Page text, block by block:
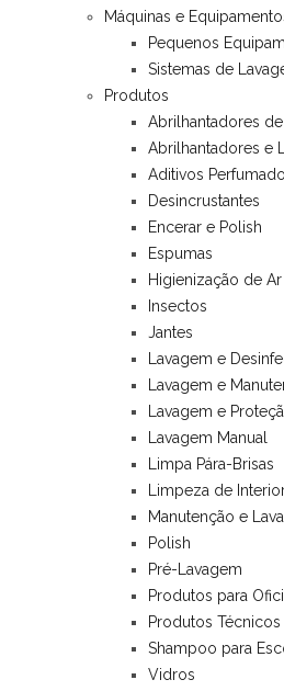
Máquinas e
Pequenos
Sistemas de
Produtos
Abrilhantadores
Abrilhantadores e
Aditivos
Desincrustantes
Encerar e Polish
Espumas
Higienização de
Insectos
Jantes
Lavagem e
Lavagem e
Lavagem e
Lavagem Manual
Limpa Pára-Brisas
Limpeza de
Manutenção e
Polish
Pré-Lavagem
Produtos para
Produtos Técnicos
Shampoo para
Vidros